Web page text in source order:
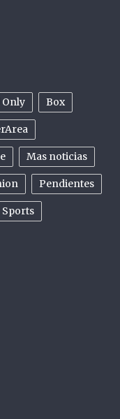
Only Box
Mas noticias
Pendientes
Sports